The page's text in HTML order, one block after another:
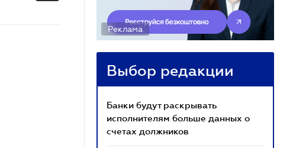
Реклама
Выбор редакции
Банки будут раскрывать
исполнителям больше данных о
счетах должников